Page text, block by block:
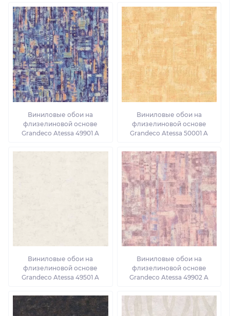
Виниловые обои на
флизелиновой основе
Grandeco Atessa 49901 A
Виниловые обои на
флизелиновой основе
Grandeco Atessa 50001 A
Виниловые обои на
флизелиновой основе
Grandeco Atessa 49501 A
Виниловые обои на
флизелиновой основе
Grandeco Atessa 49902 A